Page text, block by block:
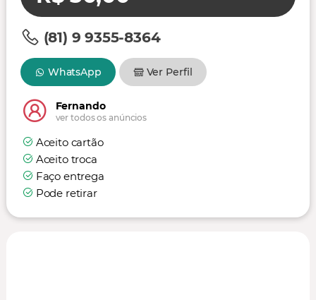
(81) 9 9355-8364
WhatsApp Ver Perfil
Fernando
ver todos os anúncios
Aceito cartão
Aceito troca
Faço entrega
Pode retirar